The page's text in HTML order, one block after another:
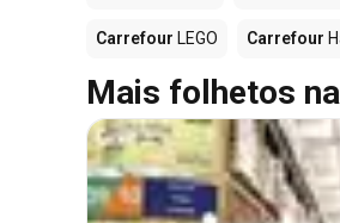
Carrefour LEGO Carrefour
Mais folhetos